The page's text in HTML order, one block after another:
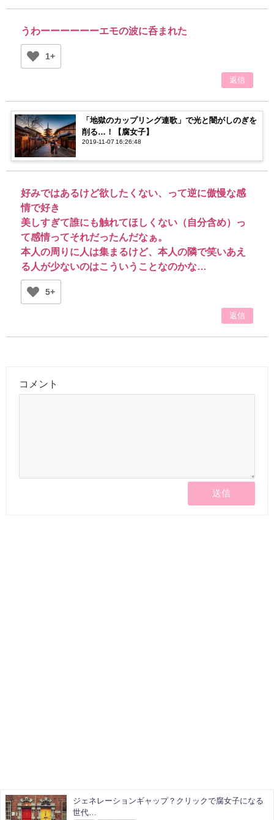
うわーーーーーーエモの波に呑まれた
1+
返信
「地獄のカップリング連歌」で光と闇がしのぎを
削る…！【腐女子】
2019-11-07 16:26:48
好みではあるけど欲したくない、って逆に傲慢な感
情で好き
美しすぎて誰にも触れてほしくない（自分含め）っ
て感情ってそれだったんだなぁ。
本人の周りに人は集まるけど、本人の隣で笑いあえ
る人が少ないのはこういうことなのかな…
5+
返信
コメント
ジェネレーションギャップ？クリックで腐女子になる
世代…